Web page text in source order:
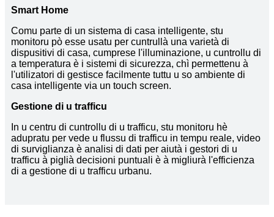
Smart Home
Comu parte di un sistema di casa intelligente, stu
monitoru pò esse usatu per cuntrullà una varietà di
dispusitivi di casa, cumprese l'illuminazione, u cuntrollu di
a temperatura è i sistemi di sicurezza, chì permettenu à
l'utilizatori di gestisce facilmente tuttu u so ambiente di
casa intelligente via un touch screen.
Gestione di u trafficu
In u centru di cuntrollu di u trafficu, stu monitoru hè
adupratu per vede u flussu di trafficu in tempu reale, video
di surviglianza è analisi di dati per aiutà i gestori di u
trafficu à piglià decisioni puntuali è à migliurà l'efficienza
di a gestione di u trafficu urbanu.